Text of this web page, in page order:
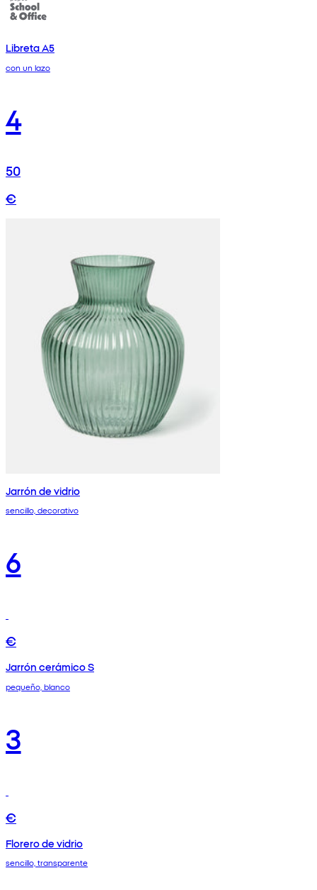
Libreta A5
con un lazo
4
50
€
Jarrón de vidrio
sencillo, decorativo
6
€
Jarrón cerámico S
pequeño, blanco
3
€
Florero de vidrio
sencillo, transparente